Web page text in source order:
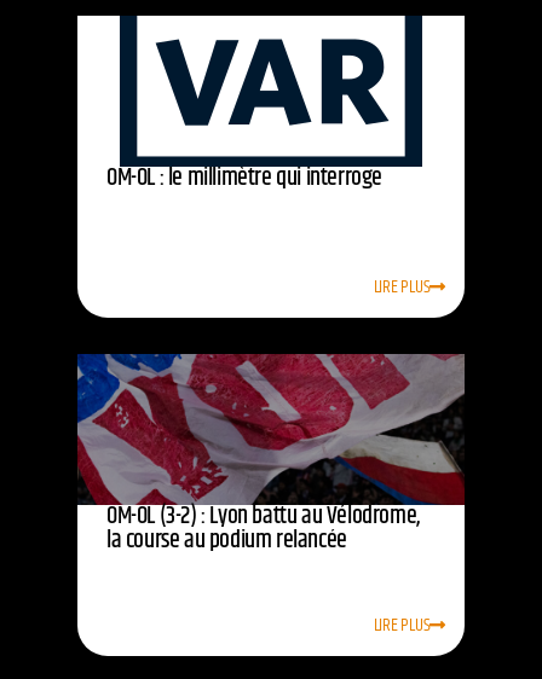
OM-OL : le millimètre qui interroge
LIRE PLUS
OM-OL (3-2) : Lyon battu au Vélodrome,
la course au podium relancée
LIRE PLUS